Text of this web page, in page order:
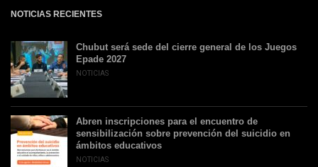
NOTICIAS RECIENTES
Chubut será sede del cierre general de los Juegos
Epade 2027
NOTICIAS
Abren inscripciones para el encuentro de
sensibilización sobre prevención del suicidio en
ámbitos educativos
NOTICIAS